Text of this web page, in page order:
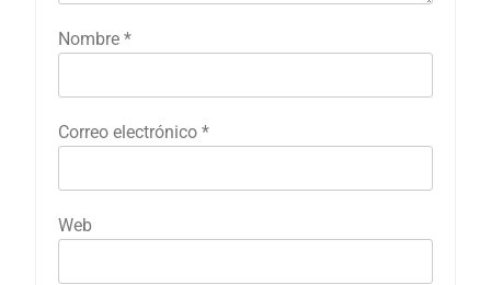
Nombre *
Correo electrónico *
Web